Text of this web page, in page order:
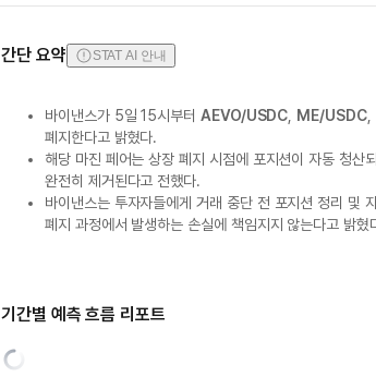
간단 요약 STAT AI 안내
바이낸스가 5일 15시부터 AEVO/USDC ME/USDC,
폐지한다고 밝혔다.
해당 마진 페어는 상장 폐지 시점에 포지션이 자동 청산
완전히 제거된다고 전했다.
바이낸스는 투자자들에게 거래 중단 전 포지션 정리 및
폐지 과정에서 발생하는 손실에 책임지지 않는다고 밝혔
기간별 예측 흐름 리포트